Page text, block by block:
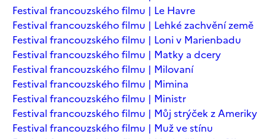
Festival francouzského filmu | Le Havre
Festival francouzského filmu | Lehké zachvění země
Festival francouzského filmu | Loni v Marienbadu
Festival francouzského filmu | Matky a dcery
Festival francouzského filmu | Milovaní
Festival francouzského filmu | Mimina
Festival francouzského filmu | Ministr
Festival francouzského filmu | Můj strýček z Ameriky
Festival francouzského filmu | Muž ve stínu